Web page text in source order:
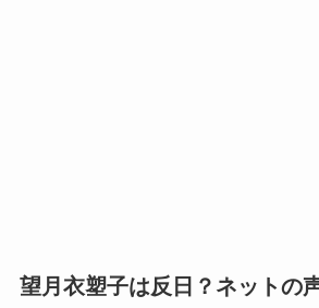
望月衣塑子は反日？ネットの